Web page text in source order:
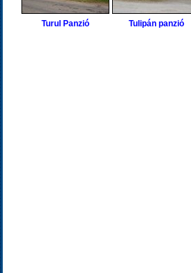
Turul Panzió Tulipán panzió